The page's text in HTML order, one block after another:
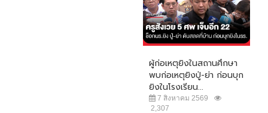
ผู้ก่อเหตุยิงในสถานศึกษา
พบก่อเหตุยิงปู่-ย่า ก่อนบุก
ยิงในโรงเรียน...
7 สิงหาคม 2569
2,307